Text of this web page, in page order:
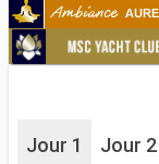
Jour 1 Jour 2